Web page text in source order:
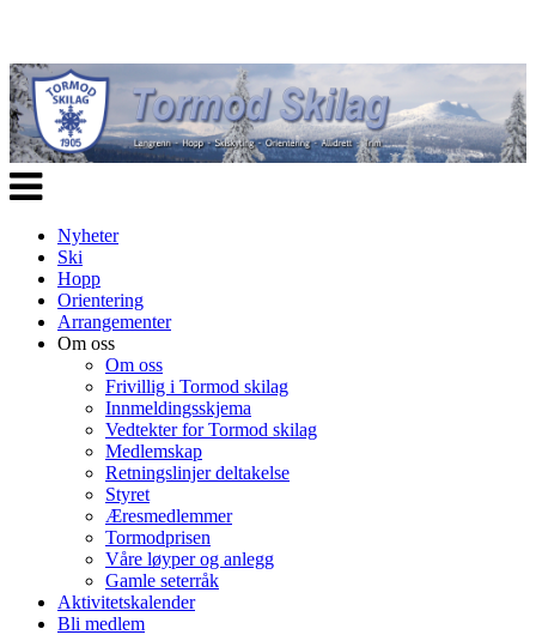
Veksle
navigasjon
Nyheter
Ski
Hopp
Orientering
Arrangementer
Om oss
Om oss
Frivillig i Tormod skilag
Innmeldingsskjema
Vedtekter for Tormod skilag
Medlemskap
Retningslinjer deltakelse
Styret
Æresmedlemmer
Tormodprisen
Våre løyper og anlegg
Gamle seterråk
Aktivitetskalender
Bli medlem